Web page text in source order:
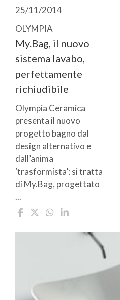
25/11/2014
OLYMPIA
My.Bag, il nuovo
sistema lavabo,
perfettamente
richiudibile
Olympia Ceramica
presenta il nuovo
progetto bagno dal
design alternativo e
dall’anima
‘trasformista’: si tratta
di My.Bag, progettato
...